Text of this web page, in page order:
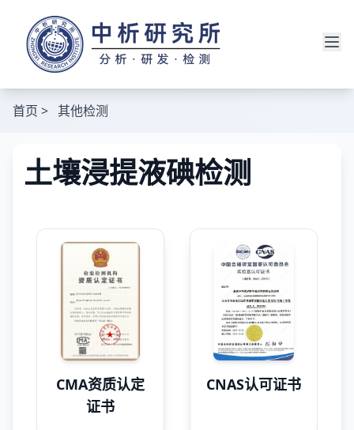
首页 > 其他检测
土壤浸提液碘检测
CMA资质认定
证书
CNAS认可证书